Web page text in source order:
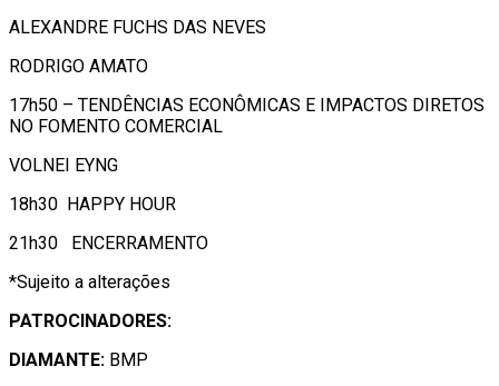
ALEXANDRE FUCHS DAS NEVES
RODRIGO AMATO
17h50 – TENDÊNCIAS ECONÔMICAS E IMPACTOS DIRETOS
NO FOMENTO COMERCIAL
VOLNEI EYNG
18h30 HAPPY HOUR
21h30 ENCERRAMENTO
*Sujeito a alterações
PATROCINADORES:
DIAMANTE: BMP